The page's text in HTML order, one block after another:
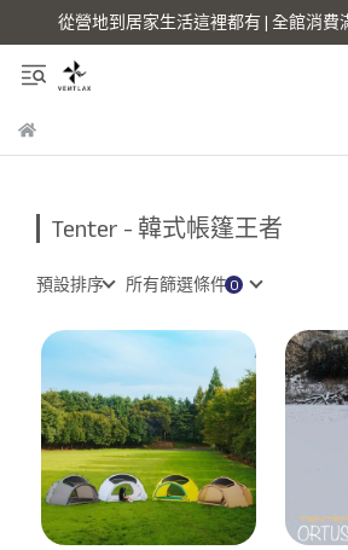
從營地到居家生活這裡都有 | 全館消費
Tenter - 韓式帳篷王者
預設排序 所有篩選條件